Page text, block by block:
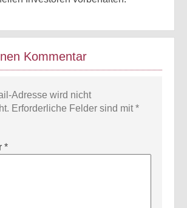
Kommentar
Adresse wird nicht
Erforderliche Felder sind mit*
*